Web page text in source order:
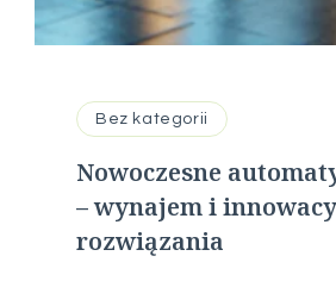
Bez kategorii
Nowoczesne
– wynajem i
rozwiązania